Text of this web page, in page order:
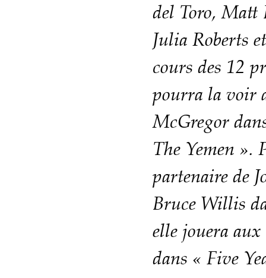
del Toro, Matt
Julia Roberts
cours des 12
pourra la voir
McGregor
The Yemen ».
partenaire de
Bruce Willis
elle jouera aux
dans « Five